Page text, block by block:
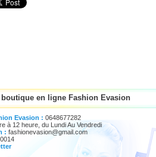
en ligne Fashion Evasion
Evasion : 0648677282
à 12 heure, du Lundi Au Vendredi
: fashionevasion@gmail.com